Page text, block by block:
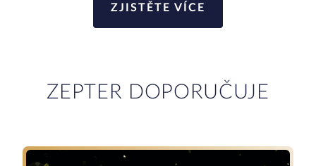
ZJISTĚTE VÍCE
ZEPTER DOPORUČUJE